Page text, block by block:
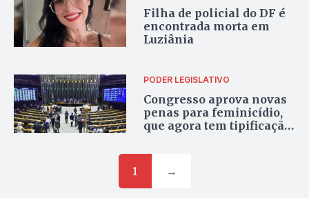
Filha de policial do DF é
encontrada morta em
Luziânia
PODER LEGISLATIVO
Congresso aprova novas
penas para feminicídio,
que agora tem tipificação
mudança
1
→